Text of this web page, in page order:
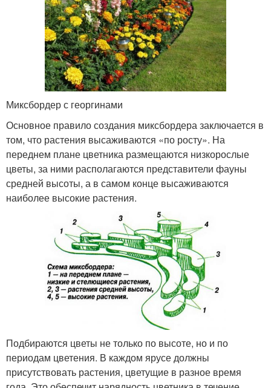
Миксбордер с георгинами
Основное правило создания миксбордера заключается в
том, что растения высаживаются «по росту». На
переднем плане цветника размещаются низкорослые
цветы, за ними располагаются представители фауны
средней высоты, а в самом конце высаживаются
наиболее высокие растения.
Подбираются цветы не только по высоте, но и по
периодам цветения. В каждом ярусе должны
присутствовать растения, цветущие в разное время